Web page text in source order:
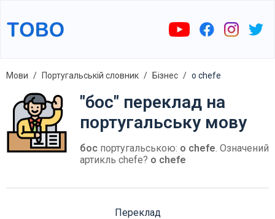
Мови Португальській словник Бізнес o chefe
"бос" переклад на
португальську мову
бос португальською: o chefe. Означений
артикль chefe? o chefe
Переклад